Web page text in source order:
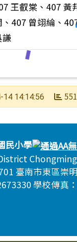
王叡棠、407 黃
、407 曾翊綸、
謙
14:14:56 551
民小學
臺南市東區崇
學校傳真